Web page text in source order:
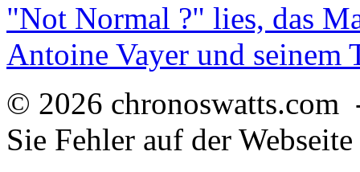
"Not Normal ?" lies, das
Antoine Vayer und seinem
© 2026
Sie Fehler auf der